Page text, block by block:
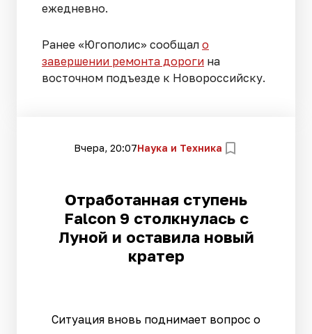
ежедневно.
Ранее «Югополис» сообщал о
завершении ремонта дороги на
восточном подъезде к Новороссийску.
Вчера, 20:07Наука и Техника
Отработанная ступень
Falcon 9 столкнулась с
Луной и оставила новый
кратер
Ситуация вновь поднимает вопрос о